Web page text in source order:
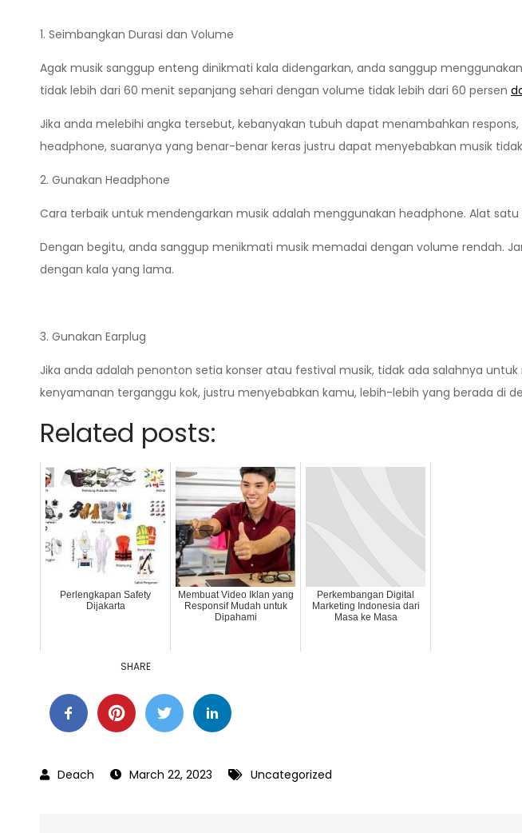
1. Seimbangkan Durasi dan Volume
Agak musik sanggup enteng dinikmati kala didengarkan, anda sanggup
tidak lebih dari 60 menit sepanjang sehari dengan volume tidak lebih dari 60 persen
Jika anda melebihi angka tersebut, kebanyakan tubuh dapat menambahkan
headphone, suaranya yang benar-benar keras justru dapat menyebabkan musik
2. Gunakan Headphone
Cara terbaik untuk mendengarkan musik adalah menggunakan headphone. Alat
Dengan begitu, anda sanggup menikmati musik memadai dengan volume rendah.
dengan kala yang lama.
3. Gunakan Earplug
Jika anda adalah penonton setia konser atau festival musik, tidak ada salahnya
kenyamanan terganggu kok, justru menyebabkan kamu, lebih-lebih yang berada di
Related posts:
Perlengkapan Safety
Dijakarta
Membuat Video Iklan yang
Responsif Mudah untuk
Dipahami
Perkembangan Digital
Marketing Indonesia dari
Masa ke Masa
SHARE
March 22, 2023 Uncategorized